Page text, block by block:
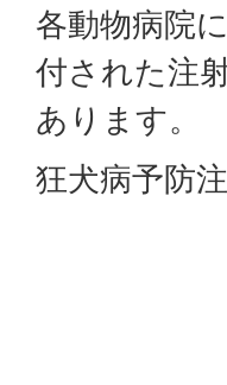
各動物病院
付された注
あります。
狂犬病予防